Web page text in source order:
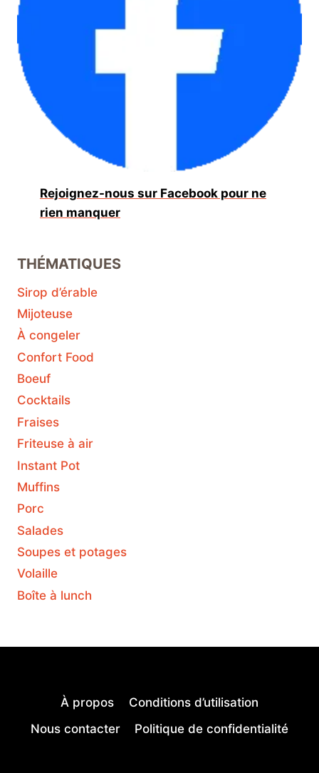
Rejoignez-nous sur Facebook pour ne
rien manquer
THÉMATIQUES
Sirop d’érable
Mijoteuse
À congeler
Confort Food
Boeuf
Cocktails
Fraises
Friteuse à air
Instant Pot
Muffins
Porc
Salades
Soupes et potages
Volaille
Boîte à lunch
À propos
Conditions d’utilisation
Nous contacter
Politique de confidentialité